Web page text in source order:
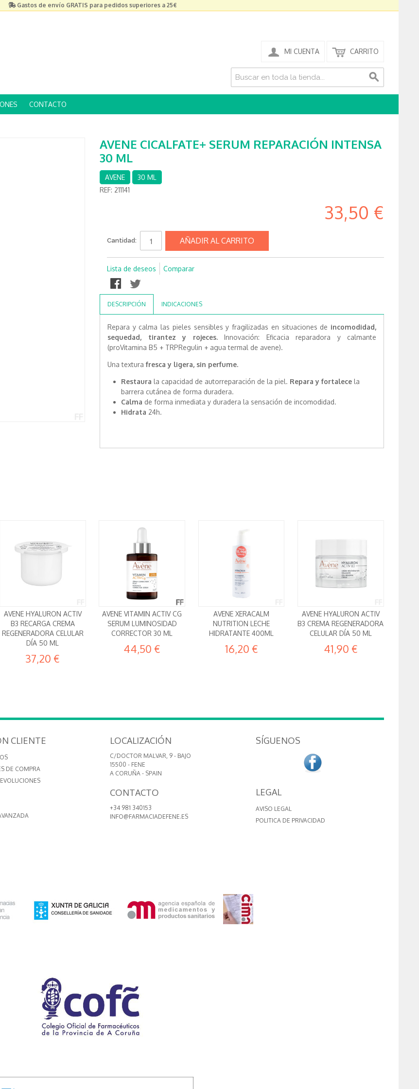
Gastos de envío GRATIS para pedidos superiores a 25€
MI CUENTA CARRITO
CONTACTO
AVENE CICALFATE+ SERUM REPARACIÓN INTENSA
30 ML
AVENE
30 ML
REF: 211141
33,50 €
Cantidad: AÑADIR AL CARRITO
Lista de deseos Comparar
DESCRIPCIÓN INDICACIONES
Repara y calma las pieles sensibles y fragilizadas en situaciones de incomodidad,
sequedad, tirantez y rojeces.Innovación: Eficacia reparadora y calmante
(proVitamina B5 + TRPRegulin + agua termal de avene).
Una textura fresca y ligera, sin perfume.
Restaura la capacidad de autorreparación de la piel. Repara y fortalece la
barrera cutánea de forma duradera.
Calma de forma inmediata y duradera la sensación de incomodidad.
Hidrata 24h.
AVENE HYALURON ACTIV
B3 RECARGA CREMA
REGENERADORA CELULAR
DÍA 50 ML
37,20 €
AVENE VITAMIN ACTIV CG
SERUM LUMINOSIDAD
CORRECTOR 30 ML
44,50 €
AVENE XERACALM
NUTRITION LECHE
HIDRATANTE 400ML
16,20 €
AVENE HYALURON ACTIV
B3 CREMA REGENERADORA
CELULAR DÍA 50 ML
41,90 €
CLIENTE
DE COMPRA
LOCALIZACIÓN
C/DOCTOR MALVAR, 9 - BAJO
15500 - FENE
A CORUÑA - SPAIN
CONTACTO
+34 981 340153
INFO@FARMACIADEFENE.ES
SÍGUENOS
LEGAL
AVISO LEGAL
POLITICA DE PRIVACIDAD